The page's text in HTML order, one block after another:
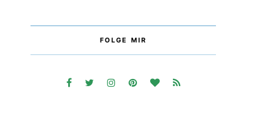
FOLGE MIR